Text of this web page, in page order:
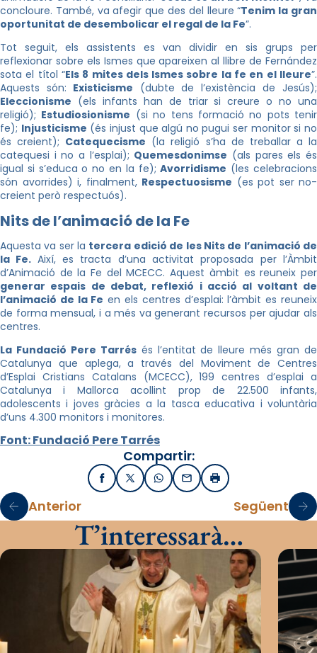
concloure. També, va afegir que des del lleure “Tenim la gran
oportunitat de desembolicar el regal de la Fe”.
Tot seguit, els assistents es van dividir en sis grups per
reflexionar sobre els Ismes que apareixen al llibre de Fernández
sota el títol “Els 8 mites dels Ismes sobre la fe en el lleure”.
Aquests són: Existicisme (dubte de l’existència de Jesús);
Eleccionisme (els infants han de triar si creure o no una
religió); Estudiosionisme (si no tens formació no pots tenir
fe); Injusticisme (és injust que algú no pugui ser monitor si no
és creient); Catequecisme (la religió s’ha de treballar a la
catequesi i no a l’esplai); Quemesdonimse (als pares els és
igual si s’educa o no en la fe);Avorridisme (les celebracions
són avorrides) i, finalment, Respectuosisme (es pot ser no-
creient però respectuós).
Nits de l’animació de la Fe
Aquesta va ser la tercera edició de les Nits de l’animació de
la Fe. Així, es tracta d’una activitat proposada per l’Àmbit
d’Animació de la Fe del MCECC. Aquest àmbit es reuneix per
generar espais de debat, reflexió i acció al voltant de
l’animació de la Fe en els centres d’esplai: l’àmbit es reuneix
de forma mensual, i a més va generant recursos per ajudar als
centres.
La Fundació Pere Tarrésés l’entitat de lleure més gran de
Catalunya que aplega, a través del Moviment de Centres
d’Esplai Cristians Catalans (MCECC), 199 centres d’esplai a
Catalunya i Mallorca acollint prop de 22.500 infants,
adolescents i joves gràcies a la tasca educativa i voluntària
d’uns 4.300 monitors i monitores.
Font: Fundació Pere Tarrés
Compartir:
FacebookX / TwitterWhatsApp
EmailImprimir
Anterior Següent
T’interessarà…